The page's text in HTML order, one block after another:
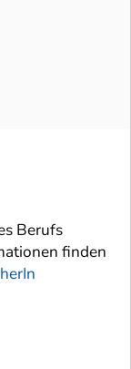
Berufs
finden